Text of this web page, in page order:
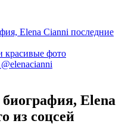
Elena Cianni последние
красивые фото
Elena
из соцсей